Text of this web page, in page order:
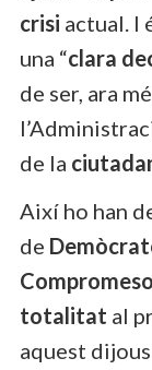
crisi actual. I
una “clara
de ser, ara
de la
Així ho han
de
totalitat al
aquest